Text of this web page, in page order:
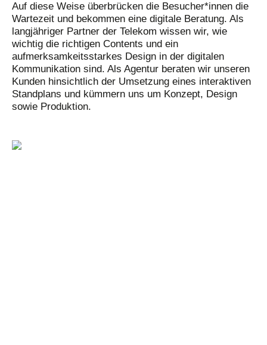
Auf diese Weise überbrücken die Besucher*innen die
Wartezeit und bekommen eine digitale Beratung. Als
langjähriger Partner der Telekom wissen wir, wie
wichtig die richtigen Contents und ein
aufmerksamkeitsstarkes Design in der digitalen
Kommunikation sind. Als Agentur beraten wir unseren
Kunden hinsichtlich der Umsetzung eines interaktiven
Standplans und kümmern uns um Konzept, Design
sowie Produktion.